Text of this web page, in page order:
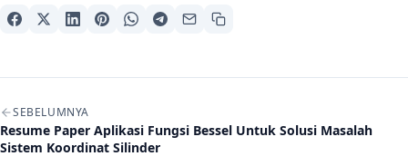
Navigasi artikel
SEBELUMNYA
Resume Paper Aplikasi Fungsi Bessel Untuk Solusi Masalah
Sistem Koordinat Silinder